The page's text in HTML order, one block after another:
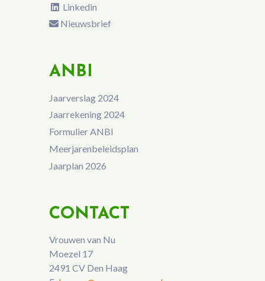
Linkedin
Nieuwsbrief
ANBI
Jaarverslag 2024
Jaarrekening 2024
Formulier ANBI
Meerjarenbeleidsplan
Jaarplan 2026
CONTACT
Vrouwen van Nu
Moezel 17
2491 CV Den Haag